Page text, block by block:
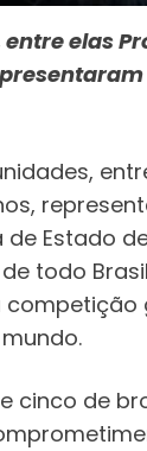
elas
Estado
todo
cinco de